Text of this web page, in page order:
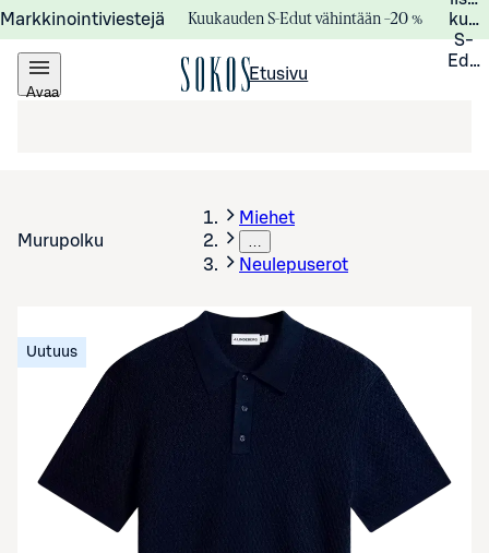
Markkinointiviestejä Kuukauden S-Edut vähintään –20 %
S-
Avaa
Etusivu
Murupolku
Miehet
…
Neulepuserot
Avaa tuotekuva suurennettuna
Uutuus